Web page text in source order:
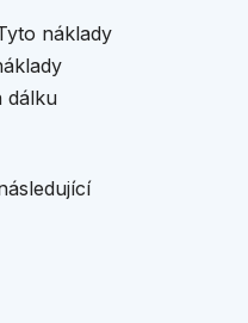
náklady
dálku